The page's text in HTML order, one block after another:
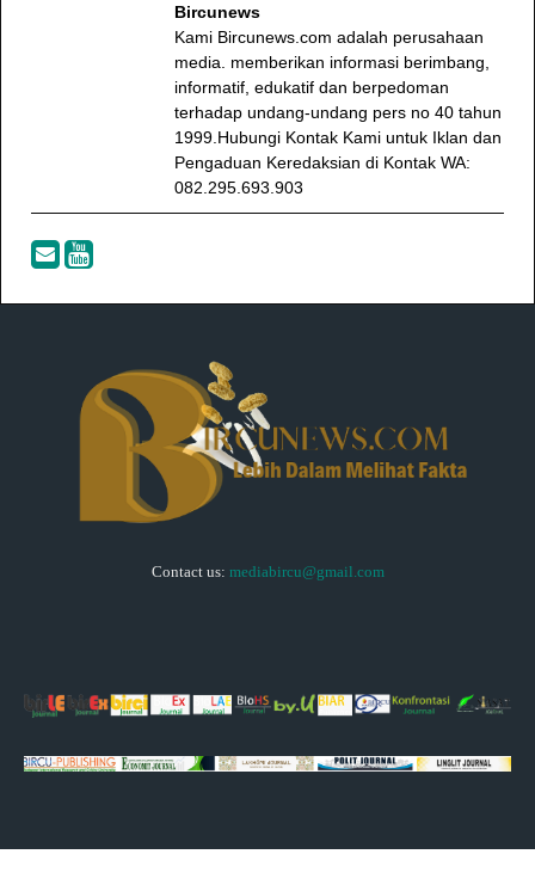
Bircunews
Kami Bircunews.com adalah perusahaan
media. memberikan informasi berimbang,
informatif, edukatif dan berpedoman
terhadap undang-undang pers no 40 tahun
1999.Hubungi Kontak Kami untuk Iklan dan
Pengaduan Keredaksian di Kontak WA:
082.295.693.903
Contact us: mediabircu@gmail.com